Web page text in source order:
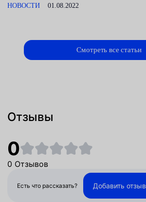
НОВОСТИ 01.08.2022
Смотреть все статьи
Отзывы
0
0 Отзывов
Есть что рассказать? Добавить отзыв